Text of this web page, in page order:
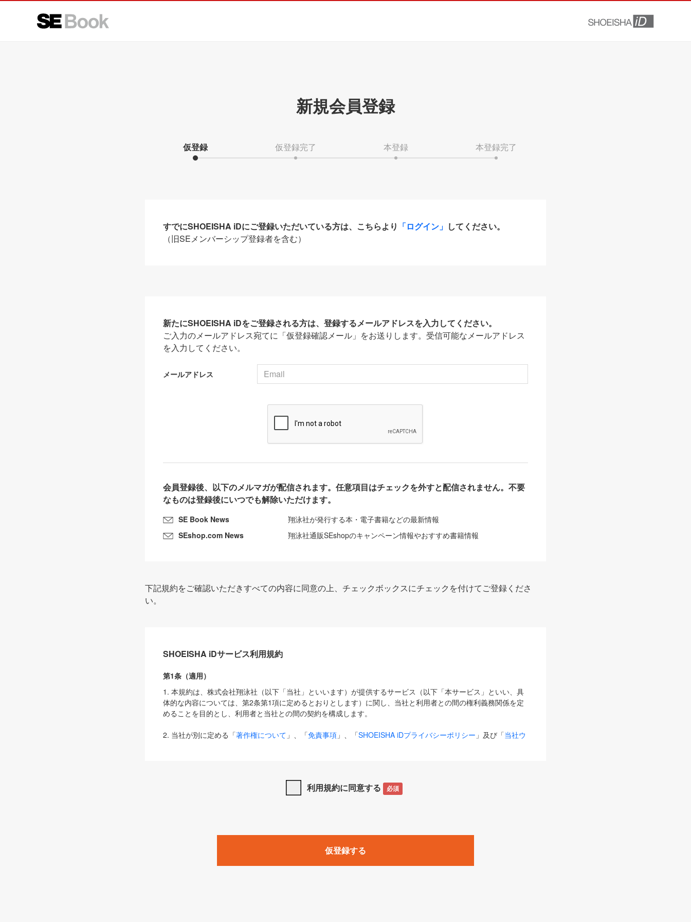
新規会員登録
仮登録 仮登録完了 本登録 本登録完了
すでにSHOEISHA iDにご登録いただいている方は、こちらより 「ログイン」 してください。
（旧SEメンバーシップ登録者を含む）
新たにSHOEISHA iDをご登録される方は、登録するメールアドレスを入力してください。
ご入力のメールアドレス宛てに「仮登録確認メール」をお送りします。受信可能なメールアドレス
を入力してください。
メールアドレス
会員登録後、以下のメルマガが配信されます。任意項目はチェックを外すと配信されません。不要
なものは登録後にいつでも解除いただけます。
SE Book News
翔泳社が発行する本・電子書籍などの最新情報
SEshop.com News
翔泳社通販SEshopのキャンペーン情報やおすすめ書籍情報
下記規約をご確認いただきすべての内容に同意の上、チェックボックスにチェックを付けてご登録くださ
い。
SHOEISHA iDサービス利用規約
第1条（適用）
1. 本規約は、株式会社翔泳社（以下「当社」といいます）が提供するサービス（以下「本サービス」といい、具
体的な内容については、第2条第1項に定めるとおりとします）に関し、当社と利用者との間の権利義務関係を定
めることを目的とし、利用者と当社との間の契約を構成します。
2. 当社が別に定める「著作権について 」、「免責事項 」、「SHOEISHA iDプライバシーポリシー 」及び「当社ウ
は、本規約の規定が優先して適用されるものとします。
1. 「本サービス」とは、当社が提供する以下のサービス（名称や内容が変更された場合、変更後のサービスを含
みます）及びこれらサービスに関連して当社が実施するイベントやキャンペーンをいいます。
「SEBook」「SEShop」「CodeZine」「MarkeZine」「EnterpriseZine」「ECzine」「Biz/Zine」「HRzine」
利用規約に同意する 必須
仮登録する